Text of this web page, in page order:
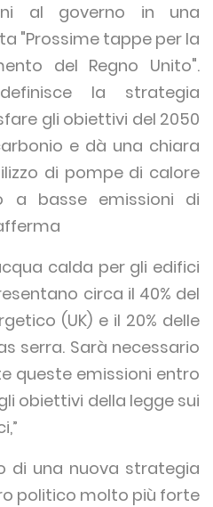
al governo in una
"Prossime tappe per la
del Regno Unito".
la strategia
gli obiettivi del 2050
e dà una chiara
di pompe di calore
a basse emissioni di
calda per gli edifici
circa il 40% del
(UK) e il 20% delle
serra. Sarà necessario
queste emissioni entro
obiettivi della legge sui
di una nuova strategia
politico molto più forte